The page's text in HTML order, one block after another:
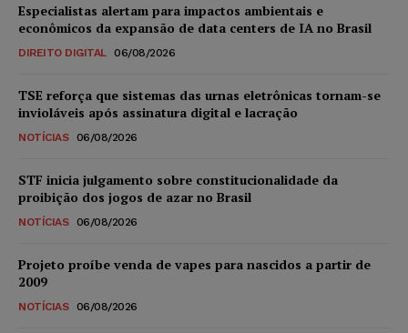
Especialistas alertam para impactos ambientais e
econômicos da expansão de data centers de IA no Brasil
DIREITO DIGITAL 06/08/2026
TSE reforça que sistemas das urnas eletrônicas tornam-se
invioláveis após assinatura digital e lacração
NOTÍCIAS 06/08/2026
STF inicia julgamento sobre constitucionalidade da
proibição dos jogos de azar no Brasil
NOTÍCIAS 06/08/2026
Projeto proíbe venda de vapes para nascidos a partir de
2009
NOTÍCIAS 06/08/2026